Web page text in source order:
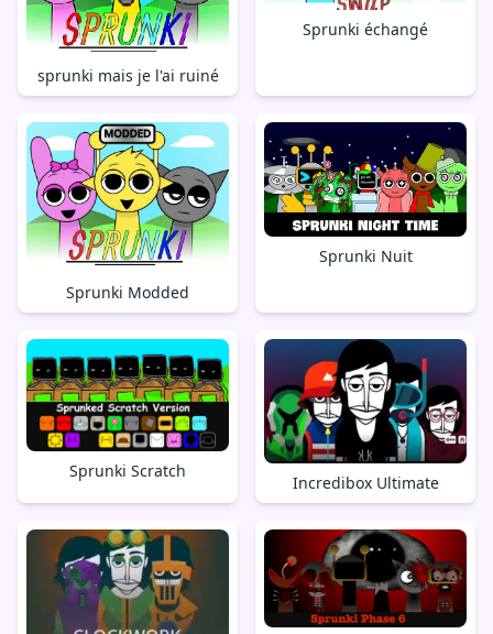
sprunki mais je l'ai ruiné
Sprunki échangé
Sprunki Modded
Sprunki Nuit
Sprunki Scratch
Incredibox Ultimate